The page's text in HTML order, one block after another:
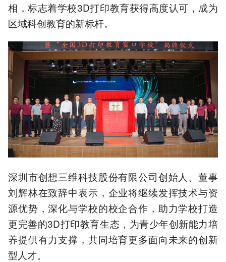
相，标志着学校3D打印教育获得高度认可，成为
区域科创教育的新标杆。
深圳市创想三维科技股份有限公司创始人、董事
刘辉林在致辞中表示，企业将继续发挥技术与资
源优势，深化与学校的校企合作，助力学校打造
更完善的3D打印教育生态，为青少年创新能力培
养提供有力支撑，共同培育更多面向未来的创新
型人才。